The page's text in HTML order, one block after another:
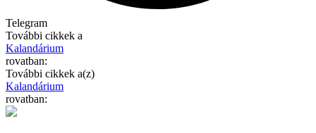
Telegram
További cikkek a
Kalandárium
rovatban:
További cikkek a(z)
Kalandárium
rovatban: